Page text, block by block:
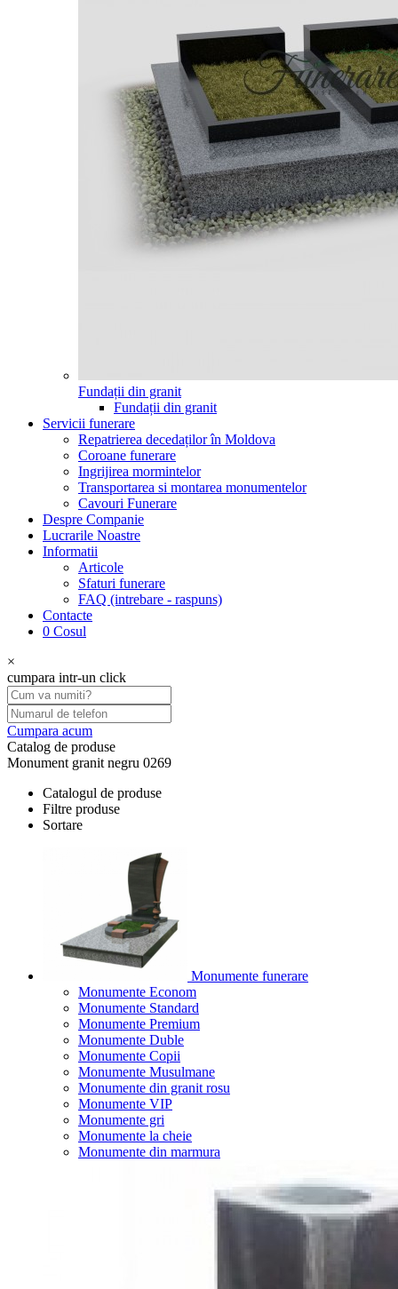
Fundații din granit
Fundații din granit
Servicii funerare
Repatrierea decedaților în Moldova
Coroane funerare
Ingrijirea mormintelor
Transportarea si montarea monumentelor
Cavouri Funerare
Despre Companie
Lucrarile Noastre
Informatii
Articole
Sfaturi funerare
FAQ (intrebare - raspuns)
Contacte
0 Cosul
×
cumpara intr-un click
Cumpara acum
Catalog de produse
Monument granit negru 0269
Catalogul de produse
Filtre produse
Sortare
Monumente funerare
Monumente Econom
Monumente Standard
Monumente Premium
Monumente Duble
Monumente Copii
Monumente Musulmane
Monumente din granit rosu
Monumente VIP
Monumente gri
Monumente la cheie
Monumente din marmura